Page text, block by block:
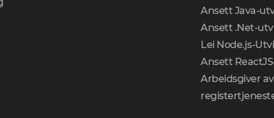
Ansett Java-
Ansett .Net-
Lei Node.js-
Ansett
Arbeidsgiver av